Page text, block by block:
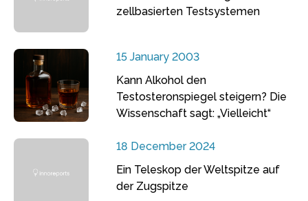
zellbasierten Testsystemen
15 January 2003
Kann Alkohol den
Testosteronspiegel steigern? Die
Wissenschaft sagt: „Vielleicht“
18 December 2024
Ein Teleskop der Weltspitze auf
der Zugspitze